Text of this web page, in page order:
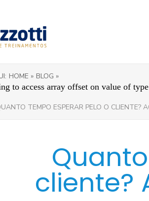
HOME » BLOG »
to access array offset on value of
TEMPO ESPERAR PELO O CLIENTE?
cliente?